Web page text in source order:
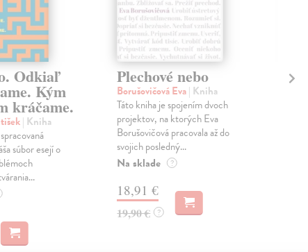
Odkiaľ
Kým
kráčame.
| Kniha
súbor esejí o
Plechové nebo
Borušovičová Eva| Kniha
Táto kniha je spojením dvoch
projektov, na ktorých Eva
Borušovičová pracovala až do
svojich posledný...
Na sklade ?
18,91 €
19,90 € ?